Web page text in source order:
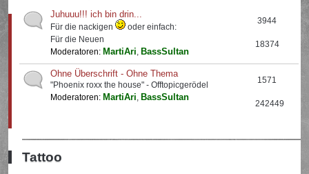
Juhuuu!!! ich bin drin...
Für die nackigen
oder einfach:
Für die Neuen
Moderatoren: MartiAri, BassSultan
3944
18374
Ohne Überschrift - Ohne Thema
"Phoenix roxx the house" - Offtopicgerödel
Moderatoren: MartiAri, BassSultan
1571
242449
Tattoo